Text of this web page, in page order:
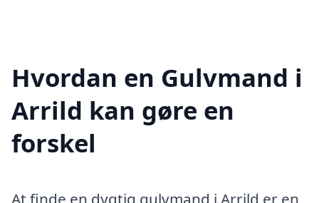
Hvordan en Gulvmand i
Arrild kan gøre en
forskel
At finde en dygtig gulvmand i Arrild er en